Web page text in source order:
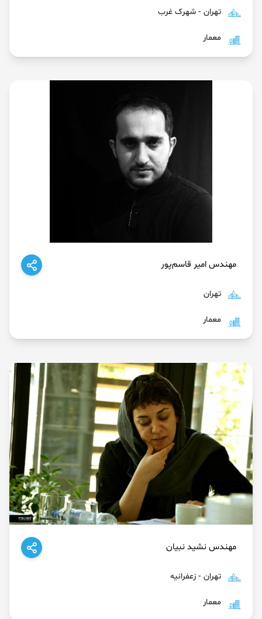
تهران - شهرک غرب
معمار
مهندس امیر قاسم‌پور
تهران
معمار
مهندس نشید نبیان
تهران - زعفرانیه
معمار